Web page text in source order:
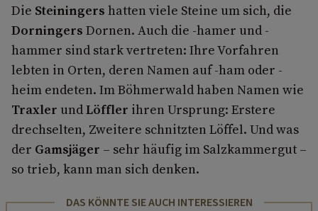
Die Steiningers hatten viele Steine um sich, die
Dorningers Dornen. Auch die -hamer und -
hammer sind stark vertreten: Ihre Vorfahren
lebten in Orten, deren Namen auf -ham oder -
heim endeten. Im Böhmerwald haben Namen wie
Traxler undLöffler ihren Ursprung: Erstere
drechselten, Zweitere schnitzten Löffel. Und was
der Gamsjäger – sehr häufig im Salzkammergut –
so trieb, kann man sich denken.
DAS KÖNNTE SIE AUCH INTERESSIEREN